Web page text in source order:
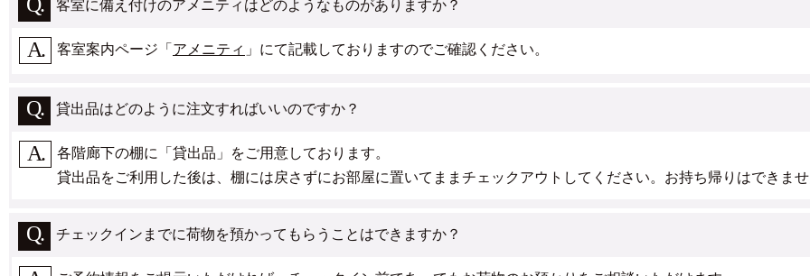
客室に備え付けのアメニティはどのようなものがありますか？
客室案内ページ「 アメニティ 」にて記載しておりますのでご確認ください。
貸出品はどのように注文すればいいのですか？
各階廊下の棚に「貸出品」をご用意しております。
貸出品をご利用した後は、棚には戻さずにお部屋に置いてままチェックアウトしてください。お持ち帰りはできま
チェックインまでに荷物を預かってもらうことはできますか？